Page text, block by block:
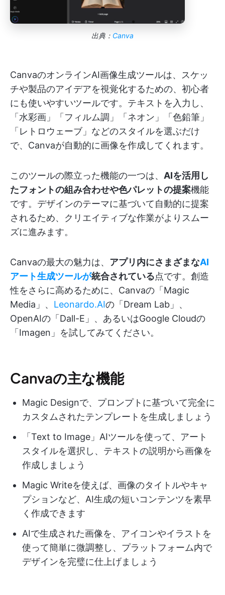
出典： Canva
CanvaのオンラインAI画像生成ツールは、スケッ
チや製品のアイデアを視覚化するための、初心者
にも使いやすいツールです。テキストを入力し、
「水彩画」「フィルム調」「ネオン」「色鉛筆」
「レトロウェーブ」などのスタイルを選ぶだけ
で、Canvaが自動的に画像を作成してくれます。
このツールの際立った機能の一つは、 AIを活用し
たフォントの組み合わせや色パレットの提案機能
です。デザインのテーマに基づいて自動的に提案
されるため、クリエイティブな作業がよりスムー
ズに進みます。
Canvaの最大の魅力は、 アプリ内にさまざまなAI
アート生成ツールが統合されている点です。創造
性をさらに高めるために、Canvaの「Magic
Media」、 Leonardo.AIの「Dream Lab」、
OpenAIの「Dall-E」、あるいはGoogle Cloudの
「Imagen」を試してみてください。
Canvaの主な機能
Magic Designで、プロンプトに基づいて完全に
カスタムされたテンプレートを生成しましょう
「Text to Image」AIツールを使って、アート
スタイルを選択し、テキストの説明から画像を
作成しましょう
Magic Writeを使えば、画像のタイトルやキャ
プションなど、AI生成の短いコンテンツを素早
く作成できます
AIで生成された画像を、アイコンやイラストを
使って簡単に微調整し、プラットフォーム内で
デザインを完璧に仕上げましょう